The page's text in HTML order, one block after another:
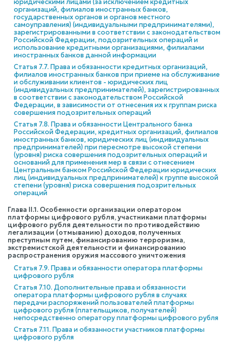
юридическими лицами (за исключением кредитных
организаций, филиалов иностранных банков,
государственных органов и органов местного
самоуправления) (индивидуальными предпринимателями),
зарегистрированными в соответствии с законодательством
Российской Федерации, подозрительных операций и
использование кредитными организациями, филиалами
иностранных банков данной информации
Статья 7.7. Права и обязанности кредитных организаций,
филиалов иностранных банков при приеме на обслуживание
и обслуживании клиентов - юридических лиц
(индивидуальных предпринимателей), зарегистрированных
в соответствии с законодательством Российской
Федерации, в зависимости от отнесения их к группам риска
совершения подозрительных операций
Статья 7.8. Права и обязанности Центрального банка
Российской Федерации, кредитных организаций, филиалов
иностранных банков, юридических лиц (индивидуальных
предпринимателей) при пересмотре высокой степени
(уровня) риска совершения подозрительных операций и
оснований для применения мер в связи с отнесением
Центральным банком Российской Федерации юридических
лиц (индивидуальных предпринимателей) к группе высокой
степени (уровня) риска совершения подозрительных
операций
Глава II.1. Особенности организации оператором
платформы цифрового рубля, участниками платформы
цифрового рубля деятельности по противодействию
легализации (отмыванию) доходов, полученных
преступным путем, финансированию терроризма,
экстремистской деятельности и финансированию
распространения оружия массового уничтожения
Статья 7.9. Права и обязанности оператора платформы
цифрового рубля
Статья 7.10. Дополнительные права и обязанности
оператора платформы цифрового рубля в случаях
передачи распоряжений пользователей платформы
цифрового рубля (плательщиков, получателей)
непосредственно оператору платформы цифрового рубля
Статья 7.11. Права и обязанности участников платформы
цифрового рубля